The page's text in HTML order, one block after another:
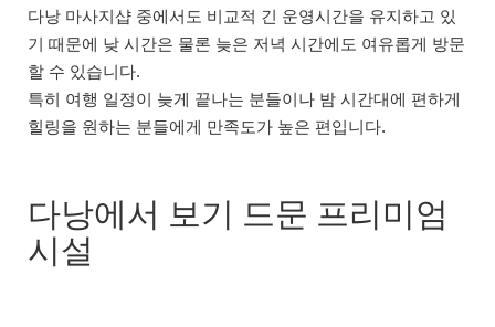
다낭 마사지샵 중에서도 비교적 긴 운영시간을 유지하고 있
기 때문에 낮 시간은 물론 늦은 저녁 시간에도 여유롭게 방문
할 수 있습니다.
특히 여행 일정이 늦게 끝나는 분들이나 밤 시간대에 편하게
힐링을 원하는 분들에게 만족도가 높은 편입니다.
다낭에서 보기 드문 프리미엄
시설